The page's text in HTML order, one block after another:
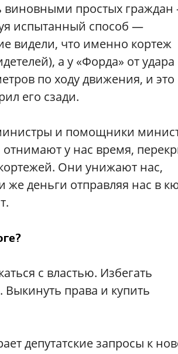
виновными простых
испытанный способ —
видели, что именно кортеж
а у «Форда» от удара
по ходу движения, и это
его сзади.
и помощники
нимают у нас время,
Они унижают нас,
деньги отправляя нас в
с властью. Избегать
Выкинуть права и купить
депутатские запросы к